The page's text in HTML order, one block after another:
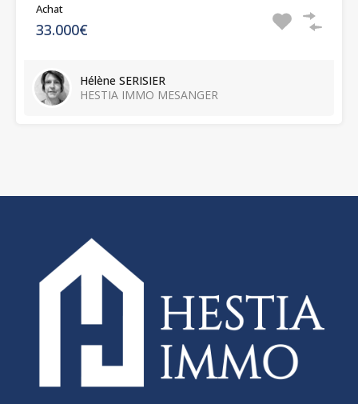
Achat
33.000€
Hélène SERISIER
HESTIA IMMO MESANGER